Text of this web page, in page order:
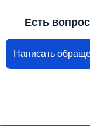
Есть
Написать